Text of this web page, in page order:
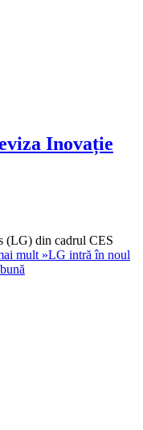
Inovație
(LG) din cadrul CES
mult »LG intră în noul